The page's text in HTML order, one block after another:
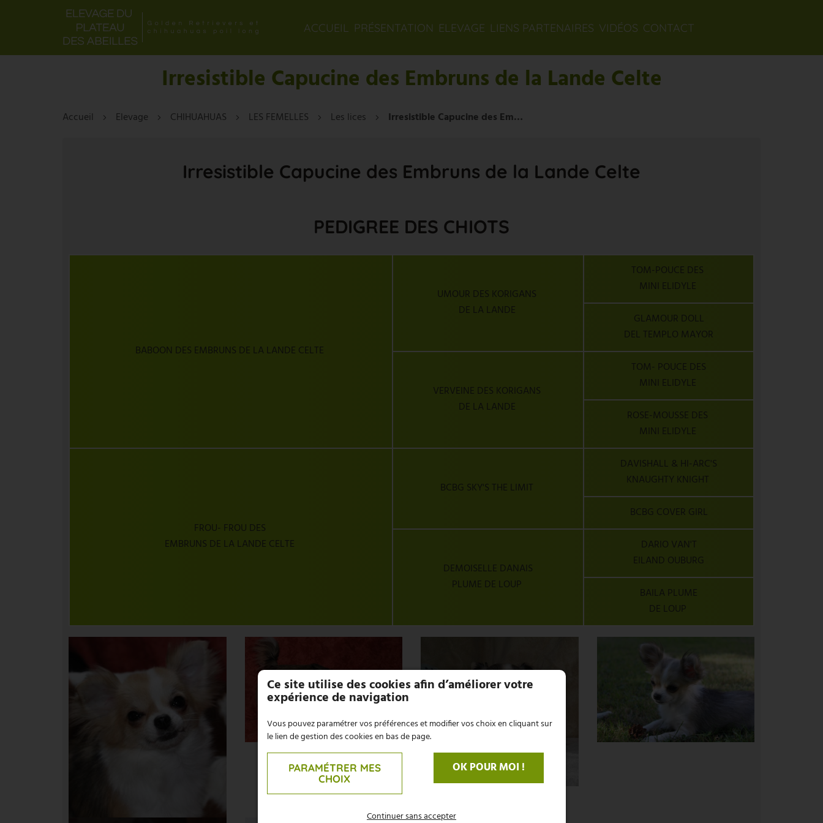
ACCUEIL PRÉSENTATION ELEVAGE LIENS PARTENAIRES VIDÉOS CONTACT
Irresistible Capucine des Embruns de la Lande Celte
Accueil Elevage CHIHUAHUAS LES FEMELLES Les lices Irresistible Capucine des Embruns de la Lande Celte
Irresistible Capucine des Embruns de la Lande Celte
PEDIGREE DES CHIOTS
BABOON DES EMBRUNS DE LA LANDE CELTE
UMOUR DES KORIGANS
DE LA LANDE
TOM-POUCE DES
MINI ELIDYLE
GLAMOUR DOLL
DEL TEMPLO MAYOR
VERVEINE DES KORIGANS
DE LA LANDE
TOM- POUCE DES
MINI ELIDYLE
ROSE-MOUSSE DES
MINI ELIDYLE
FROU- FROU DES
EMBRUNS DE LA LANDE CELTE
BCBG SKY'S THE LIMIT
DAVISHALL & HI-ARC'S
KNAUGHTY KNIGHT
BCBG COVER GIRL
DEMOISELLE DANAIS
PLUME DE LOUP
DARIO VAN'T
EILAND OUBURG
BAILA PLUME
DE LOUP
Ce site utilise des cookies afin d’améliorer votre
expérience de navigation
Vous pouvez paramétrer vos préférences et modifier vos choix en cliquant sur
le lien de gestion des cookies en bas de page.
PARAMÉTRER MES
CHOIX
OK POUR MOI !
Continuer sans accepter